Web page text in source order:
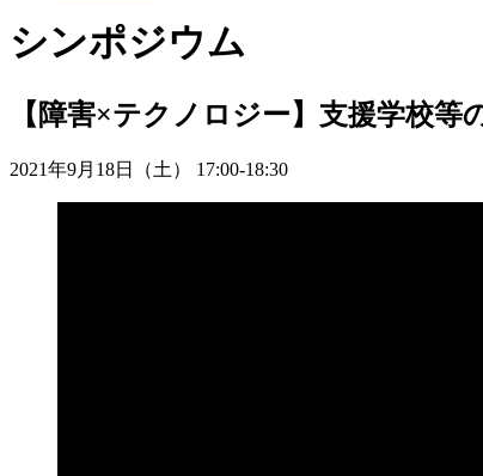
シンポジウム
【障害×テクノロジー】支援学校
2021年9月18日（土） 17:00-18:30